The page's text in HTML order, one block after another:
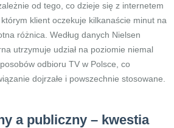
od tego, co dzieje się z internetem
klient oczekuje kilkanaście minut na
różnica. Według danych Nielsen
utrzymuje udział na poziomie niemal
odbioru TV w Polsce, co
dojrzałe i powszechnie stosowane.
a publiczny – kwestia